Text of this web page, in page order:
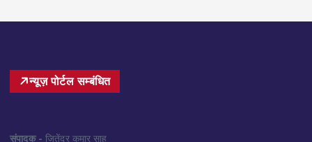
न्यूज़ पोर्टल सम्बंधित
संपादक- जितेंद्र कुमार साहू